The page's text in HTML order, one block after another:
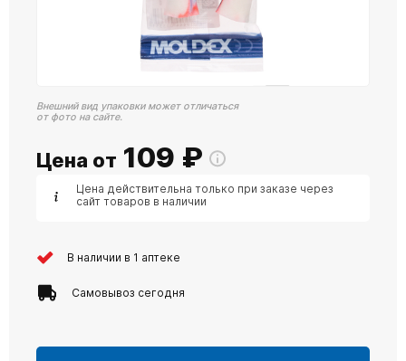
Внешний вид упаковки может отличаться
от фото на сайте.
Цена от 109 ₽
Цена действительна только при заказе через
сайт товаров в наличии
В наличии в 1 аптеке
Самовывоз сегодня